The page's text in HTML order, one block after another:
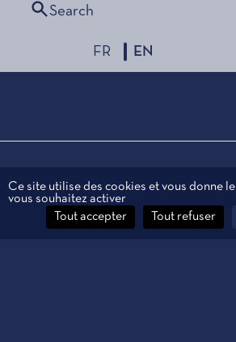
Search
FR EN
Legal information
Contact
Ce site utilise des cookies et vous donne
vous souhaitez activer
Tout accepter
Tout refuser